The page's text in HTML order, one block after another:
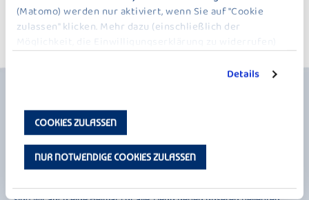
(Matomo) werden nur aktiviert, wenn Sie auf "Cookie
zulassen" klicken. Mehr dazu (einschließlich der
Möglichkeit, die Einwilligungserklärung zu widerrufen)
Details
COOKIES ZULASSEN
NUR NOTWENDIGE COOKIES ZULASSEN
Weitere Fragen beantwortet dir gerne unserePersonalabteilung
Seit 1887 ist das Alpenvorland die Heimat von Bauer. Und seit 2021